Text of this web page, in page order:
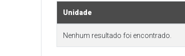
Unidade
Nenhum resultado foi encontrado.